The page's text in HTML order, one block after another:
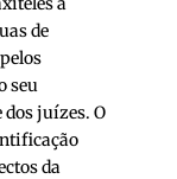
de
seu
juízes. O
da